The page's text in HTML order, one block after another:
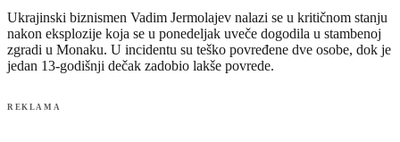
Ukrajinski biznismen Vadim Jermolajev nalazi se u kritičnom stanju
nakon eksplozije koja se u ponedeljak uveče dogodila u stambenoj
zgradi u Monaku. U incidentu su teško povređene dve osobe, dok je
jedan 13-godišnji dečak zadobio lakše povrede.
REKLAMA